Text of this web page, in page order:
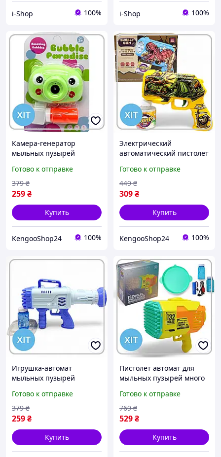
i-Shop 100% i-Shop 100%
Камера-генератор
мыльных пузырей
подсветкой и музыкой
детская игрушка Bubble
Paradise
Готово к отправке
259₴
379 ₴
Купить
KengooShop24 100%
Электрический
автоматический пистолет
Динозавр желтый с
подсветкой яркий
детский
Готово к отправке
309₴
449 ₴
Купить
KengooShop24 100%
Игрушка-автомат
мыльных пузырей
мощный генератор
бластер много пузырей
для праздника
Готово к отправке
259₴
379 ₴
Купить
Пистолет автомат для
мыльных пузырей много
аккумуляторный детский
Bubble Rocket
Готово к отправке
529₴
769 ₴
Купить